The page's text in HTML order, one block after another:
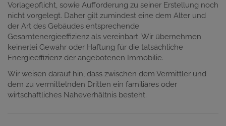
Vorlagepflicht, sowie Aufforderung zu seiner Erstellung noch
nicht vorgelegt. Daher gilt zumindest eine dem Alter und
der Art des Gebäudes entsprechende
Gesamtenergieeffizienz als vereinbart. Wir übernehmen
keinerlei Gewähr oder Haftung für die tatsächliche
Energieeffizienz der angebotenen Immobilie.
Wir weisen darauf hin, dass zwischen dem Vermittler und
dem zu vermittelnden Dritten ein familiäres oder
wirtschaftliches Naheverhältnis besteht.